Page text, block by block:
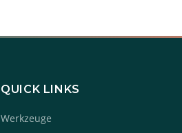
QUICK LINKS
Werkzeuge